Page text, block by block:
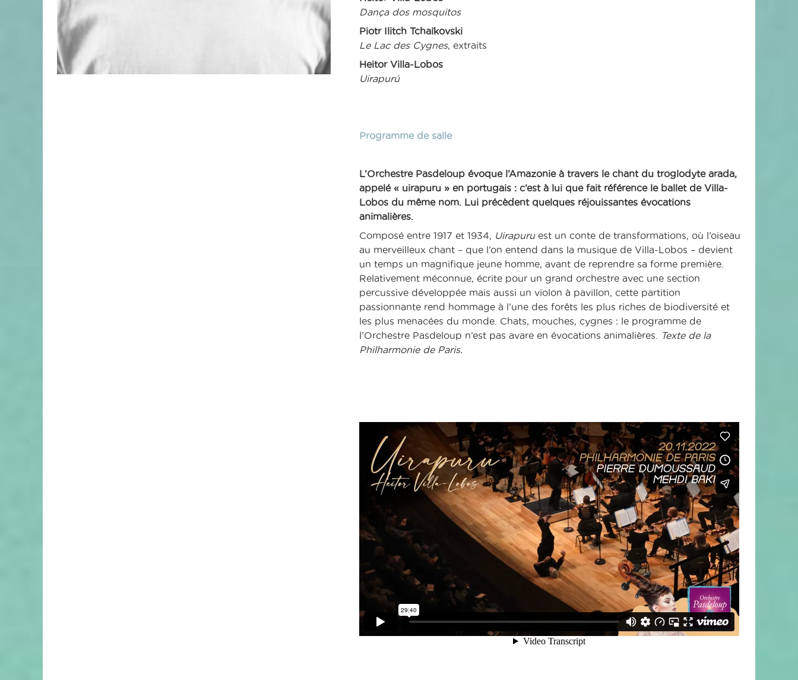
Dança dos mosquitos
Piotr Ilitch Tchaïkovski
Le Lac des Cygnes, extraits
Heitor Villa-Lobos
Uirapurú
Programme de salle
L’Orchestre Pasdeloup évoque l’Amazonie à travers le chant du troglodyte arada,
appelé « uirapuru » en portugais : c’est à lui que fait référence le ballet de Villa-
Lobos du même nom. Lui précèdent quelques réjouissantes évocations
animalières.
Composé entre 1917 et 1934, Uirapuruest un conte de transformations, où l’oiseau
au merveilleux chant – que l’on entend dans la musique de Villa-Lobos – devient
un temps un magnifique jeune homme, avant de reprendre sa forme première.
Relativement méconnue, écrite pour un grand orchestre avec une section
percussive développée mais aussi un violon à pavillon, cette partition
passionnante rend hommage à l’une des forêts les plus riches de biodiversité et
les plus menacées du monde. Chats, mouches, cygnes : le programme de
l’Orchestre Pasdeloup n’est pas avare en évocations animalières.
Texte de la
Philharmonie de Paris.